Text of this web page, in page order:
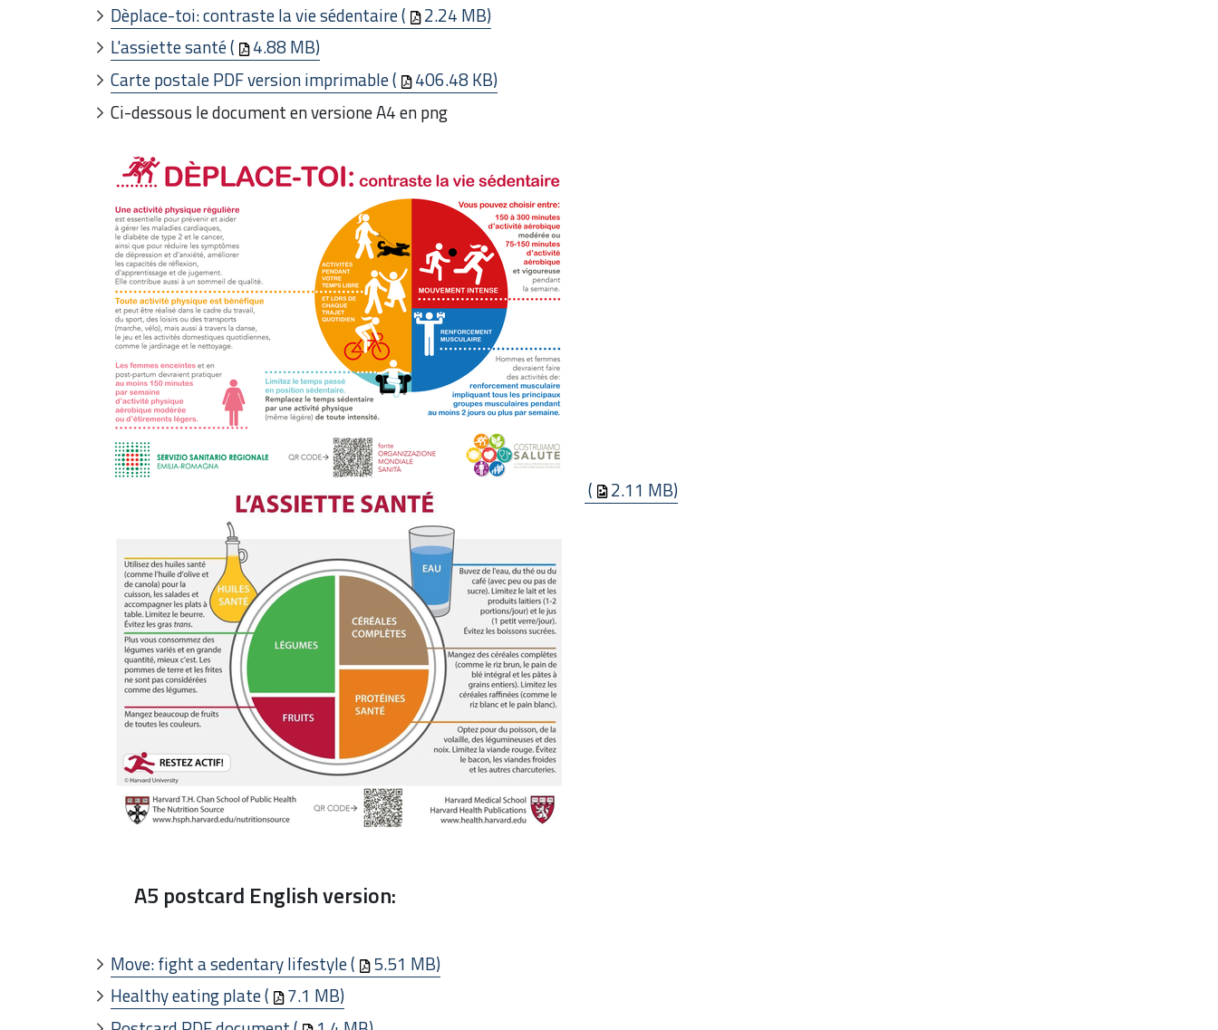
Dèplace-toi: contraste la vie sédentaire (
2.24 MB)
L'assiette santé (
4.88 MB)
Carte postale PDF version imprimable (
406.48 KB)
Ci-dessous le document en versione A4 en png
( 2.11 MB)
A5 postcard English version:
Move: fight a sedentary lifestyle (
5.51 MB)
Healthy eating plate (
7.1 MB)